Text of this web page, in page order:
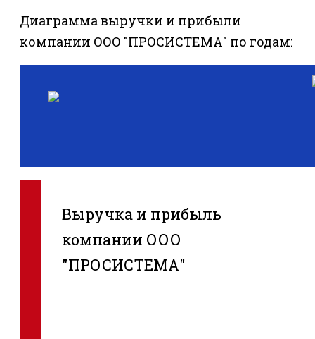
Диаграмма выручки и прибыли
компании ООО "ПРОСИСТЕМА" по годам:
Выручка и прибыль
компании ООО
"ПРОСИСТЕМА"